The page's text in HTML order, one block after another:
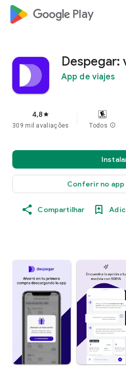
google_logo Play
Despegar:
App de viajes
4,8star
309 mil avaliações Todos info
Conferir no app
Compartilhar